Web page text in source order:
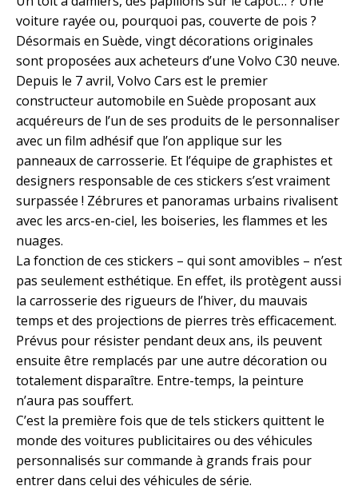
voiture rayée ou, pourquoi pas, couverte de pois ?
Désormais en Suède, vingt décorations originales
sont proposées aux acheteurs d’une Volvo C30 neuve.
Depuis le 7 avril, Volvo Cars est le premier
constructeur automobile en Suède proposant aux
acquéreurs de l’un de ses produits de le personnaliser
avec un film adhésif que l’on applique sur les
panneaux de carrosserie. Et l’équipe de graphistes et
designers responsable de ces stickers s’est vraiment
surpassée ! Zébrures et panoramas urbains rivalisent
avec les arcs-en-ciel, les boiseries, les flammes et les
nuages.
La fonction de ces stickers – qui sont amovibles – n’est
pas seulement esthétique. En effet, ils protègent aussi
la carrosserie des rigueurs de l’hiver, du mauvais
temps et des projections de pierres très efficacement.
Prévus pour résister pendant deux ans, ils peuvent
ensuite être remplacés par une autre décoration ou
totalement disparaître. Entre-temps, la peinture
n’aura pas souffert.
C’est la première fois que de tels stickers quittent le
monde des voitures publicitaires ou des véhicules
personnalisés sur commande à grands frais pour
entrer dans celui des véhicules de série.